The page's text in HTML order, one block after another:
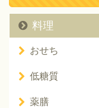
料理
おせち
低糖質
薬膳